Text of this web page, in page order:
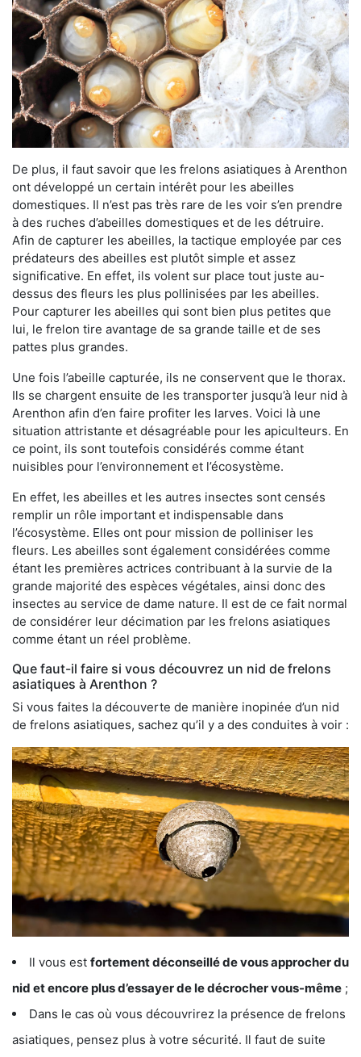
De plus, il faut savoir que les frelons asiatiques à Arenthon
ont développé un certain intérêt pour les abeilles
domestiques. Il n’est pas très rare de les voir s’en prendre
à des ruches d’abeilles domestiques et de les détruire.
Afin de capturer les abeilles, la tactique employée par ces
prédateurs des abeilles est plutôt simple et assez
significative. En effet, ils volent sur place tout juste au-
dessus des fleurs les plus pollinisées par les abeilles.
Pour capturer les abeilles qui sont bien plus petites que
lui, le frelon tire avantage de sa grande taille et de ses
pattes plus grandes.
Une fois l’abeille capturée, ils ne conservent que le thorax.
Ils se chargent ensuite de les transporter jusqu’à leur nid à
Arenthon afin d’en faire profiter les larves. Voici là une
situation attristante et désagréable pour les apiculteurs. En
ce point, ils sont toutefois considérés comme étant
nuisibles pour l’environnement et l’écosystème.
En effet, les abeilles et les autres insectes sont censés
remplir un rôle important et indispensable dans
l’écosystème. Elles ont pour mission de polliniser les
fleurs. Les abeilles sont également considérées comme
étant les premières actrices contribuant à la survie de la
grande majorité des espèces végétales, ainsi donc des
insectes au service de dame nature. Il est de ce fait normal
de considérer leur décimation par les frelons asiatiques
comme étant un réel problème.
Que faut-il faire si vous découvrez un nid de frelons
asiatiques à Arenthon ?
Si vous faites la découverte de manière inopinée d’un nid
de frelons asiatiques, sachez qu’il y a des conduites à voir :
Il vous est fortement déconseillé de vous approcher du
nid et encore plus d’essayer de le décrocher vous-même ;
Dans le cas où vous découvrirez la présence de frelons
asiatiques, pensez plus à votre sécurité. Il faut de suite